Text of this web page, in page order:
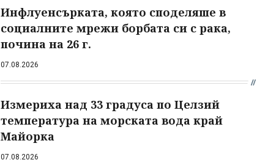
Инфлуенсърката, която споделяше в
социалните мрежи борбата си с рака,
почина на 26 г.
07.08.2026
Измериха над 33 градуса по Целзий
температура на морската вода край
Майорка
07.08.2026